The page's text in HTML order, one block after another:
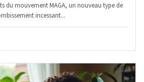
du mouvement MAGA, un nouveau type de
incessant...